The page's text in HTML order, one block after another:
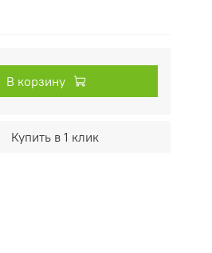
В корзину
Купить в 1 клик